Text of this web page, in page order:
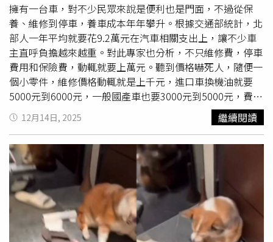
擁有一台車，對不少民眾來說是便利也是門面，不過從保
養、維修到停車，養車成本年年攀升。根據交通部統計，北
部人一年平均就要花9.2萬元在汽車相關支出上，讓不少車
主直呼負擔越來越重。對此專家也分析，不只維修費，停車
費用和保險費，動輒就要上萬元。聽到價格嚇死人，隨便一
個小零件，維修價格動輒就是上千元，進口車換機油就要
5000元到6000元，一般國產車也要3000元到5000元，費用
都不低。而根據交通部調查，北部人每年就要付9.2萬元。
民眾：「我如果自己這樣花下來，也花了10到20萬元，比
起花在女朋友身上，可能花在車上會更開心一些。」大保養
費用就幾乎佔了一半，需要更換的項目包含變速箱油、方向
機油，還有煞車油。如果是歐系車，一次保養下來就要2到3
萬元，國產車相對便宜，但也要1萬元起跳。另外像是引擎
腳2萬多元，煞車皮一組約4000元到5000元，再加上停車
費、保險費，以及車輛美容等開銷，費用相當驚人。汽車達
人謝瑞益：「新北的停車位，現在一個月大概4000元，在
12月14日, 2025 繼續閱讀